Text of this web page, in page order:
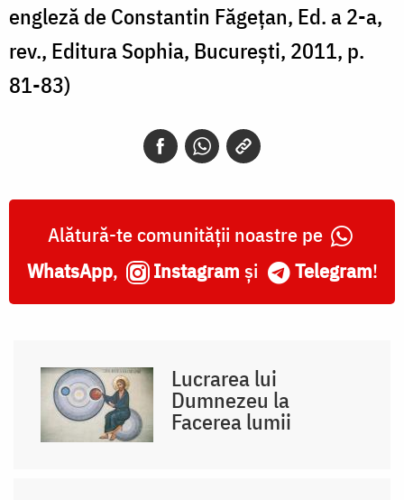
engleză de Constantin Făgețan, Ed. a 2-a,
rev., Editura Sophia, București, 2011, p.
81-83)
Alătură-te comunității noastre pe
WhatsApp, Instagram și Telegram!
Lucrarea lui
Dumnezeu la
Facerea lumii